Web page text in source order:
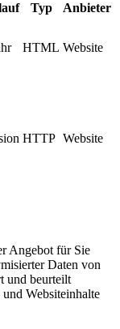
Typ Anbieter
HTML Website
HTTP Website
Angebot für Sie
Daten von
und beurteilt
Websiteinhalte